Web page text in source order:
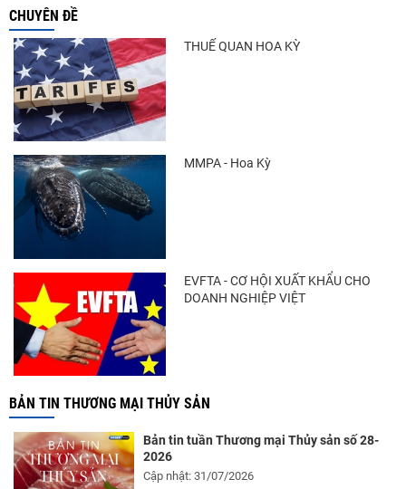
CHUYÊN ĐỀ
THUẾ QUAN HOA KỲ
MMPA - Hoa Kỳ
EVFTA - CƠ HỘI XUẤT KHẨU CHO
DOANH NGHIỆP VIỆT
BẢN TIN THƯƠNG MẠI THỦY SẢN
Bản tin tuần Thương mại Thủy sản số 28-
2026
Cập nhật: 31/07/2026